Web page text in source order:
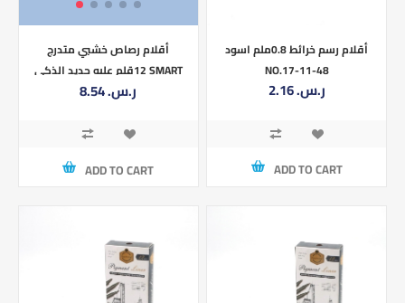
أقلام رصاص خشبي متدرج
12قلم علبه حديد الذكي SMART
8.54 ر.س.‏
ADD TO CART
أقلام رسم خرائط 0.8ملم اسود
NO.17-11-48
2.16 ر.س.‏
ADD TO CART